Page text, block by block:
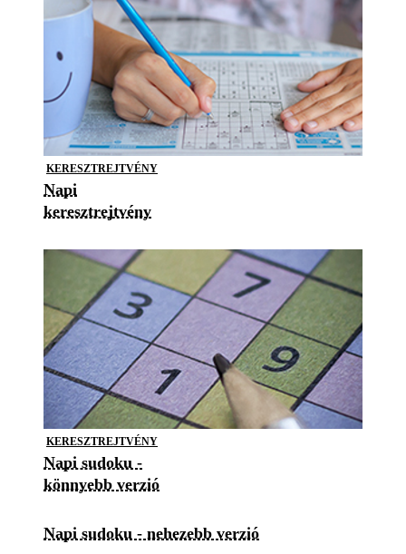
KERESZTREJTVÉNY
Napi
keresztrejtvény
KERESZTREJTVÉNY
Napi sudoku -
könnyebb verzió
Napi sudoku - nehezebb verzió